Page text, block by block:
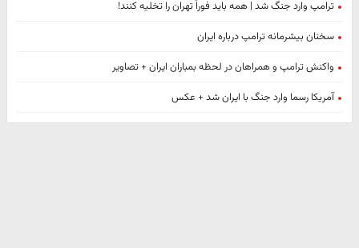
ترامپ وارد جنگ شد | همه باید فوراً تهران را تخلیه کنند!
سخنان بیشرمانه ترامپ درباره ایران
واکنش ترامپ و همراهان در لحظه بمباران ایران + تصاویر
آمریکا رسما وارد جنگ با ایران شد + عکس